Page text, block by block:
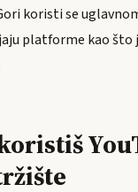
koristi se
platforme kao